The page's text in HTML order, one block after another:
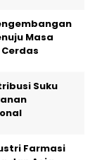
Masa
Suku
Farmasi